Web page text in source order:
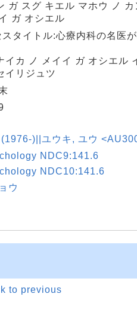
ガ スグ キエル マホウ ノ
ガ オシエル
タイトル:心療内科の名医
イカ ノ メイイ ガ オシエル
イリジュツ
)||ユウキ, ユウ
NDC9:141.6
NDC10:141.6
ウ
to previous